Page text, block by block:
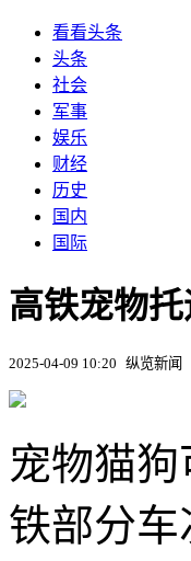
看看头条
头条
社会
军事
娱乐
财经
历史
国内
国际
高铁宠物
2025-04-09 10:20 纵览新闻
宠物猫
铁部分